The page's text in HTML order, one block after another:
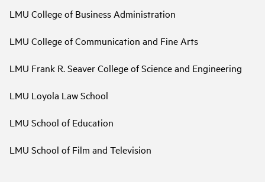
LMU College of Business Administration
LMU College of Communication and Fine Arts
LMU Frank R. Seaver College of Science and Engineering
LMU Loyola Law School
LMU School of Education
LMU School of Film and Television